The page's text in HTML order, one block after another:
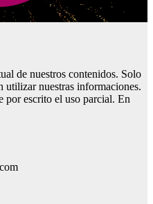
de nuestros contenidos. Solo
utilizar nuestras informaciones.
por escrito el uso parcial. En